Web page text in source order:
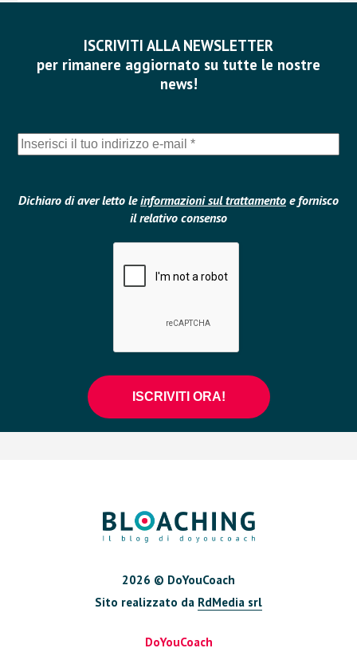
ISCRIVITI ALLA NEWSLETTER
per rimanere aggiornato su tutte le nostre
news!
Dichiaro di aver letto leinformazioni sul trattamento e fornisco
il relativo consenso
2026 © DoYouCoach
Sito realizzato da RdMedia srl
DoYouCoach